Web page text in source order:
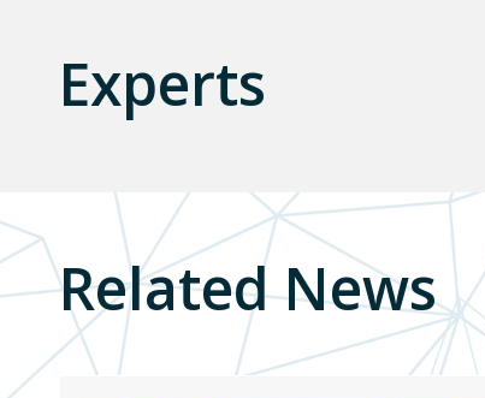
Experts
Related News